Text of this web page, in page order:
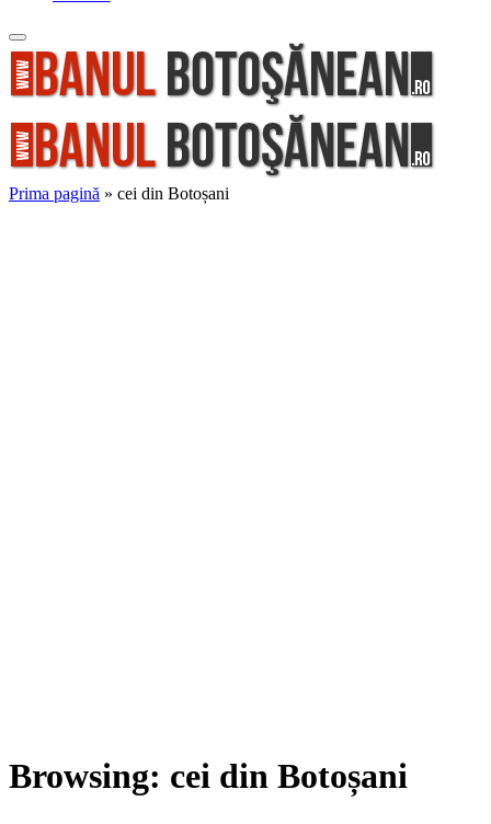
Prima pagină » cei din Botoșani
Browsing: cei din Botoșani